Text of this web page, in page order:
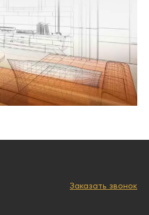
Заказать звонок